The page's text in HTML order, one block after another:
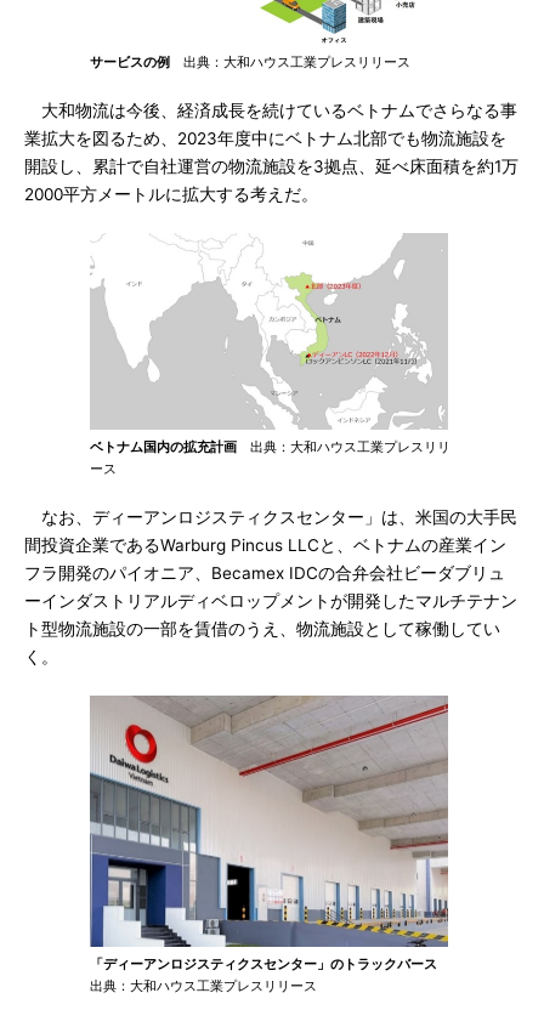
サービスの例 出典：大和ハウス工業プレスリリース
大和物流は今後、経済成長を続けているベトナムでさらなる事
業拡大を図るため、2023年度中にベトナム北部でも物流施設を
開設し、累計で自社運営の物流施設を3拠点、延べ床面積を約1万
2000平方メートルに拡大する考えだ。
ベトナム国内の拡充計画 出典：大和ハウス工業プレスリリ
ース
なお、ディーアンロジスティクスセンター」は、米国の大手民
間投資企業であるWarburg Pincus LLCと、ベトナムの産業イン
フラ開発のパイオニア、Becamex IDCの合弁会社ビーダブリュ
ーインダストリアルディベロップメントが開発したマルチテナン
ト型物流施設の一部を賃借のうえ、物流施設として稼働してい
く。
「ディーアンロジスティクスセンター」のトラックバース
出典：大和ハウス工業プレスリリース